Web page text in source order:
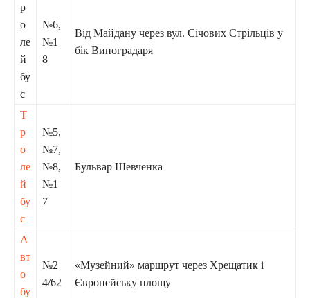
р
о
ле
й
бу
с
№6,
№1
8
Від Майдану через вул. Січових Стрільців у
бік Виноградаря
Т
р
о
ле
й
бу
с
№5,
№7,
№8,
№1
7
Бульвар Шевченка
А
вт
о
бу
№2
4/62
«Музейний» маршрут через Хрещатик і
Європейську площу